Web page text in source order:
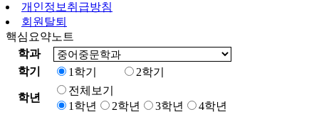
개인정보취급방침
회원탈퇴
핵심요약노트
학과
학기
1학기 2학기
학년
전체보기
1학년
2학년 3학년 4학년